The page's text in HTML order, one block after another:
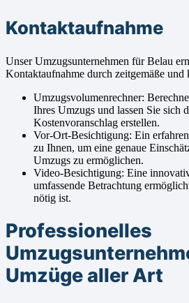
Kontaktaufnahme
Unser Umzugsunternehmen für Belau
Kontaktaufnahme durch zeitgemäße
Umzugsvolumenrechner:
Ihres Umzugs und lassen Sie sich
Kostenvoranschlag erstellen.
Vor-Ort-Besichtigung: Ein
zu Ihnen, um eine genaue
Umzugs zu ermöglichen.
Video-Besichtigung: Eine
umfassende Betrachtung
nötig ist.
Professionelles
Umzüge aller Art